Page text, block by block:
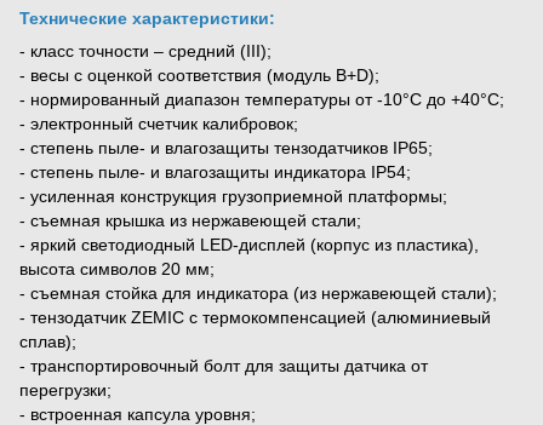
Технические характеристики:
- класс точности – средний (III);
- весы с оценкой соответствия (модуль B+D);
- нормированный диапазон температуры от -10°С до +40°С;
- электронный счетчик калибровок;
- степень пыле- и влагозащиты тензодатчиков IP65;
- степень пыле- и влагозащиты индикатора IP54;
- усиленная конструкция грузоприемной платформы;
- съемная крышка из нержавеющей стали;
- яркий светодиодный LED-дисплей (корпус из пластика),
высота символов 20 мм;
- съемная стойка для индикатора (из нержавеющей стали);
- тензодатчик ZEMIC с термокомпенсацией (алюминиевый
сплав);
- транспортировочный болт для защиты датчика от
перегрузки;
- встроенная капсула уровня;